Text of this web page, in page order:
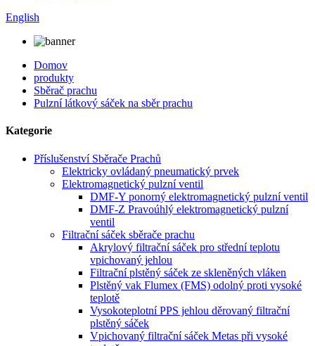
English
Domov
produkty
Sběrač prachu
Pulzní látkový sáček na sběr prachu
Kategorie
Příslušenství Sběrače Prachů
Elektricky ovládaný pneumatický prvek
Elektromagnetický pulzní ventil
DMF-Y ponorný elektromagnetický pulzní ventil
DMF-Z Pravoúhlý elektromagnetický pulzní
ventil
Filtrační sáček sběrače prachu
Akrylový filtrační sáček pro střední teplotu
vpichovaný jehlou
Filtrační plstěný sáček ze skleněných vláken
Plstěný vak Flumex (FMS) odolný proti vysoké
teplotě
Vysokoteplotní PPS jehlou děrovaný filtrační
plstěný sáček
Vpichovaný filtrační sáček Metas při vysoké